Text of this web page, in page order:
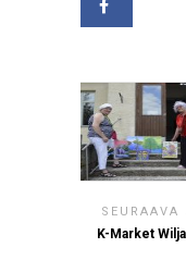
SEURAAVA
K-Market